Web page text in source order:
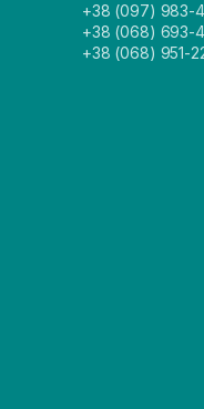
+38 (097) 983-
+38 (068) 693-
+38 (068) 951-